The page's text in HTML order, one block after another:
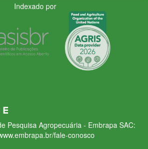
Indexado por
Pesquisa Agropecuária - Embrapa SAC:
fale-conosco